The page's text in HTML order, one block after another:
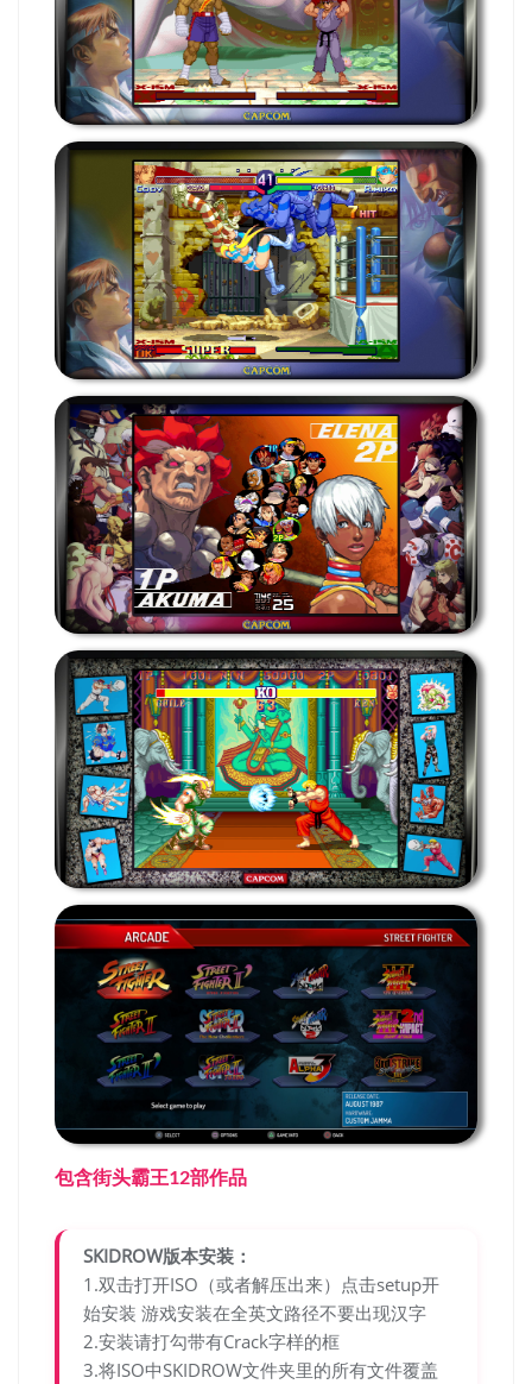
包含街头霸王12部作品
SKIDROW版本安装：
1.双击打开ISO（或者解压出来）点击setup开
始安装 游戏安装在全英文路径不要出现汉字
2.安装请打勾带有Crack字样的框
3.将ISO中SKIDROW文件夹里的所有文件覆盖